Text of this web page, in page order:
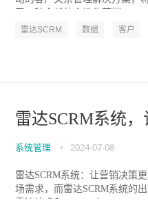
雷达SCRM 数据 客户
雷达SCRM系统
系统管理 • 2024-07-08
雷达SCRM系统：让营销决策
场需求，而雷达SCRM系统的